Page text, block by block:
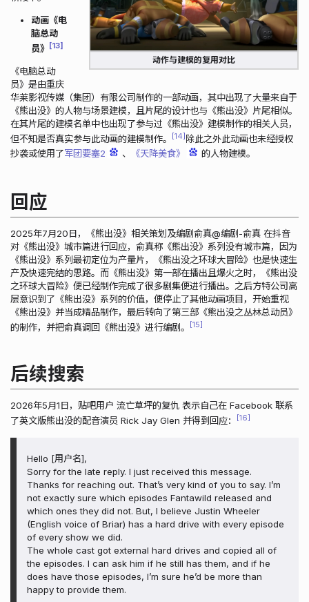
动作与建模的复用对比
动画《电
脑总动
员》
13
《电脑总动
员》是由重庆
华莱影视传媒（集团）有限公司制作的一部动画，其中出现了大量来自于
《熊出没》的人物与场景建模，且片尾的设计也与《熊出没》片尾相似。
在其片尾的建模名单中也出现了参与过《熊出没》建模制作的相关人员，
但不知是否真实参与此动画的建模制作。
14 除此之外此动画也未经授权
抄袭或使用了军团要塞2 、 《天降美食》 的人物建模。
回应
2025年7月20日，《熊出没》相关策划及编剧俞真@编剧-俞真 在抖音
对《熊出没》城市篇进行回应，俞真称《熊出没》系列没有城市篇，因为
《熊出没》系列最初定位为产量片，《熊出没之环球大冒险》也是快速生
产及快速完结的思路。而《熊出没》第一部在播出且爆火之时，《熊出没
之环球大冒险》便已经制作完成了很多剧集便进行播出。之后方特公司高
层意识到了《熊出没》系列的价值，便停止了其他动画项目，开始重视
《熊出没》并当成精品制作，最后转向了第三部《熊出没之丛林总动员》
的制作，并把俞真调回《熊出没》进行编剧。
15
后续搜索
2026年5月1日，贴吧用户 流亡草坪的复仇 表示自己在 Facebook 联系
了英文版熊出没的配音演员 Rick Jay Glen 并得到回应：
16
Hello [用户名],
Sorry for the late reply. I just received this message.
Thanks for reaching out. That’s very kind of you to say. I’m
not exactly sure which episodes Fantawild released and
which ones they did not. But, I believe Justin Wheeler
(English voice of Briar) has a hard drive with every episode
of every show we did.
The whole cast got external hard drives and copied all of
the episodes. I can ask him if he still has them, and if he
does have those episodes, I’m sure he’d be more than
happy to provide them.